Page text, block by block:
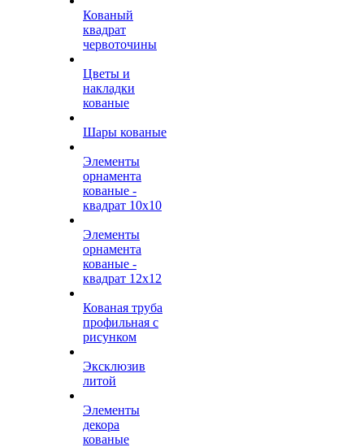
Кованый
квадрат
червоточины
Цветы и
накладки
кованые
Шары кованые
Элементы
орнамента
кованые -
квадрат 10х10
Элементы
орнамента
кованые -
квадрат 12х12
Кованая труба
профильная с
рисунком
Эксклюзив
литой
Элементы
декора
кованые